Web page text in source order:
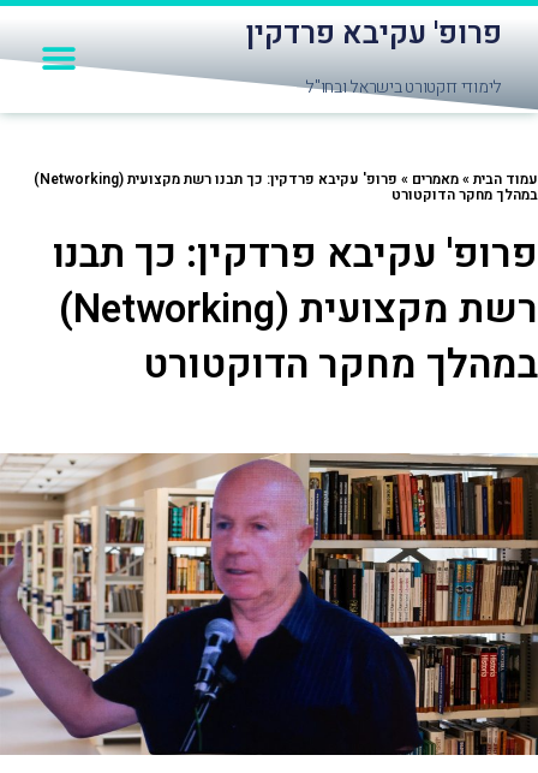
פרופ' עקיבא פרדקין
לימודי דוקטורט בישראל ובחו"ל
הבית» מאמרים» פרופ' עקיבא פרדקין: כך תבנו רשת מקצועית (Networking)
מחקר הדוקטורט
עקיבא פרדקין: כך תבנו
רשת מקצועית (Networking)
מחקר הדוקטורט